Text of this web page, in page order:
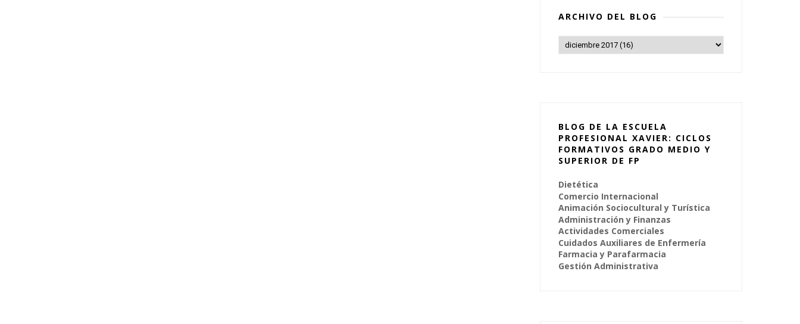
ARCHIVO DEL BLOG
BLOG DE LA ESCUELA
PROFESIONAL XAVIER: CICLOS
FORMATIVOS GRADO MEDIO Y
SUPERIOR DE FP
Dietética
Comercio Internacional
Animación Sociocultural y Turística
Administración y Finanzas
Actividades Comerciales
Cuidados Auxiliares de Enfermería
Farmacia y Parafarmacia
Gestión Administrativa